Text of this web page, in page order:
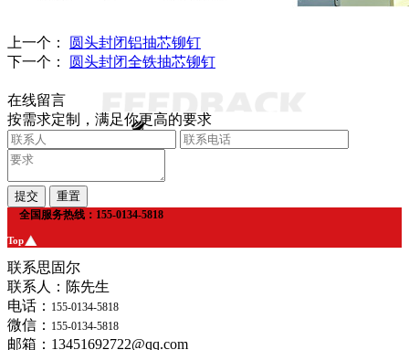
上一个：
圆头封闭铝抽芯铆钉
下一个：
圆头封闭全铁抽芯铆钉
在线留言
按需求定制，满足你更高的要求
全国服务热线：155-0134-5818
Top
联系思固尔
联系人：陈先生
电话： 155-0134-5818
微信： 155-0134-5818
邮箱：13451692722@qq.com